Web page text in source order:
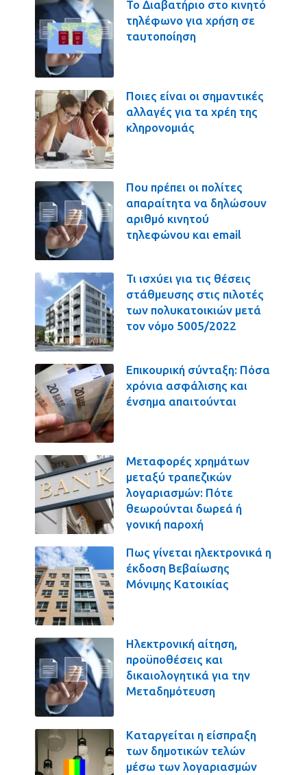
Το Διαβατήριο στο κινητό
τηλέφωνο για χρήση σε
ταυτοποίηση
Ποιες είναι οι σημαντικές
αλλαγές για τα χρέη της
κληρονομιάς
Που πρέπει οι πολίτες
απαραίτητα να δηλώσουν
αριθμό κινητού
τηλεφώνου και email
Τι ισχύει για τις θέσεις
στάθμευσης στις πιλοτές
των πολυκατοικιών μετά
τον νόμο 5005/2022
Επικουρική σύνταξη: Πόσα
χρόνια ασφάλισης και
ένσημα απαιτούνται
Μεταφορές χρημάτων
μεταξύ τραπεζικών
λογαριασμών: Πότε
θεωρούνται δωρεά ή
γονική παροχή
Πως γίνεται ηλεκτρονικά η
έκδοση Βεβαίωσης
Μόνιμης Κατοικίας
Ηλεκτρονική αίτηση,
προϋποθέσεις και
δικαιολογητικά για την
Μεταδημότευση
Καταργείται η είσπραξη
των δημοτικών τελών
μέσω των λογαριασμών